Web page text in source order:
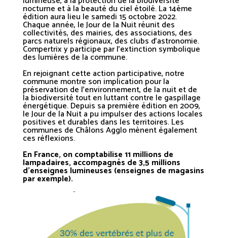
nocturne et à la beauté du ciel étoilé.La 14ème
édition aura lieu le samedi 15 octobre 2022.
Chaque année, le Jour de la Nuit réunit des
collectivités, des mairies, des associations, des
parcs naturels régionaux, des clubs d’astronomie.
Compertrix y participe par l’extinction symbolique
des lumières de la commune.
En rejoignant cette action participative, notre
commune montre son implication pour la
préservation de l’environnement, de la nuit et de
la biodiversité tout en luttant contre le gaspillage
énergétique.Depuis sa première édition en 2009,
le Jour de la Nuit a pu impulser des actions locales
positives et durables dans les territoires. Les
communes de Châlons Agglo mènent également
ces réflexions.
En France, on comptabilise 11 millions de
lampadaires, accompagnés de 3,5 millions
d’enseignes lumineuses (enseignes de magasins
par exemple).